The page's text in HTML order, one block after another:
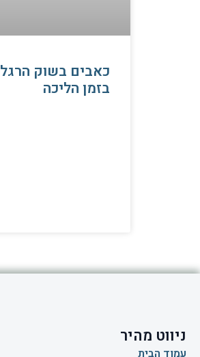
כאבים בשוק הרגל
בזמן הליכה
ניווט מהיר
עמוד הבית